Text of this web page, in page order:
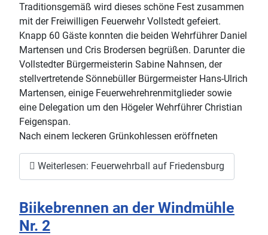
Traditionsgemäß wird dieses schöne Fest zusammen
mit der Freiwilligen Feuerwehr Vollstedt gefeiert.
Knapp 60 Gäste konnten die beiden Wehrführer Daniel
Martensen und Cris Brodersen begrüßen. Darunter die
Vollstedter Bürgermeisterin Sabine Nahnsen, der
stellvertretende Sönnebüller Bürgermeister Hans-Ulrich
Martensen, einige Feuerwehrehrenmitglieder sowie
eine Delegation um den Högeler Wehrführer Christian
Feigenspan.
Nach einem leckeren Grünkohlessen eröffneten
Weiterlesen: Feuerwehrball auf Friedensburg
Biikebrennen an der Windmühle
Nr. 2